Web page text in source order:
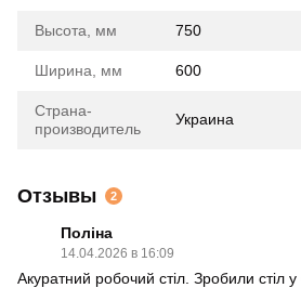
Высота, мм 750
Ширина, мм 600
Страна-
производитель
Украина
Отзывы 2
Поліна
14.04.2026 в 16:09
Акуратний робочий стіл. Зробили стіл у